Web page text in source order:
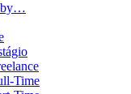
by…
Time